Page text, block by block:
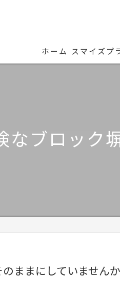
ホーム スマイズプ
なブロック
ままにしていません